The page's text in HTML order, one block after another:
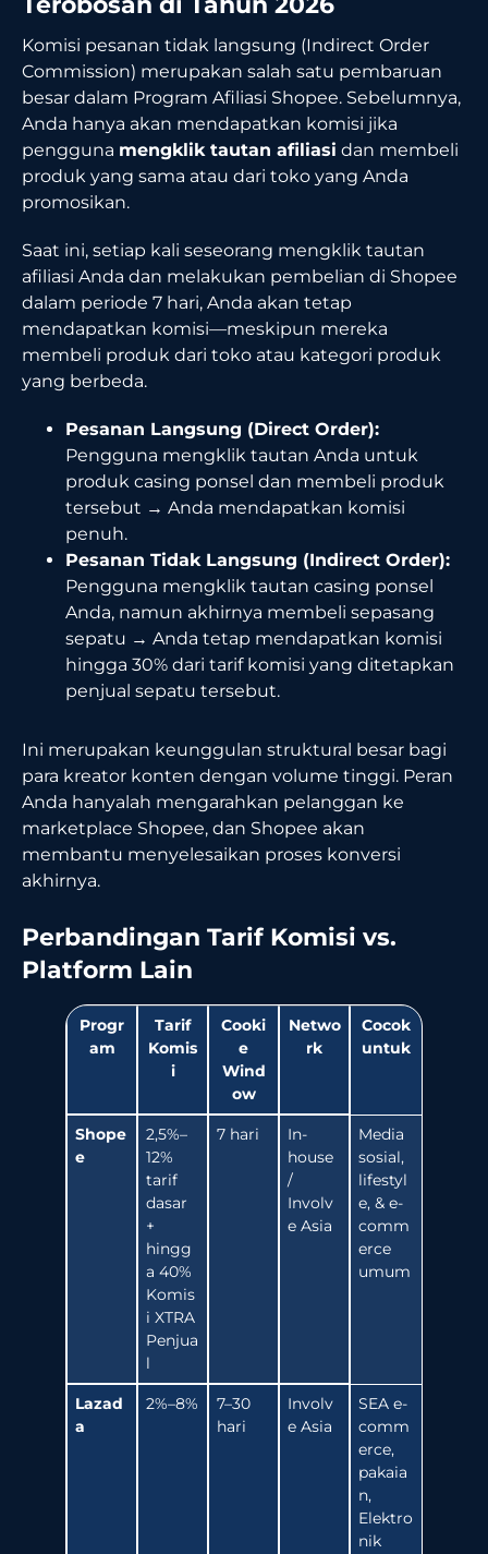
Komisi pesanan tidak langsung (Indirect Order
Commission) merupakan salah satu pembaruan
besar dalam Program Afiliasi Shopee. Sebelumnya,
Anda hanya akan mendapatkan komisi jika
pengguna mengklik tautan afiliasi dan membeli
produk yang sama atau dari toko yang Anda
promosikan.
Saat ini, setiap kali seseorang mengklik tautan
afiliasi Anda dan melakukan pembelian di Shopee
dalam periode 7 hari, Anda akan tetap
mendapatkan komisi—meskipun mereka
membeli produk dari toko atau kategori produk
yang berbeda.
Pesanan Langsung (Direct Order):
Pengguna mengklik tautan Anda untuk
produk casing ponsel dan membeli produk
tersebut → Anda mendapatkan komisi
penuh.
Pesanan Tidak Langsung (Indirect Order):
Pengguna mengklik tautan casing ponsel
Anda, namun akhirnya membeli sepasang
sepatu → Anda tetap mendapatkan komisi
hingga 30% dari tarif komisi yang ditetapkan
penjual sepatu tersebut.
Ini merupakan keunggulan struktural besar bagi
para kreator konten dengan volume tinggi. Peran
Anda hanyalah mengarahkan pelanggan ke
marketplace Shopee, dan Shopee akan
membantu menyelesaikan proses konversi
akhirnya.
Perbandingan Tarif Komisi vs.
Platform Lain
Progr
am
Tarif
Komis
i
Cooki
e
Wind
ow
Netwo
rk
Cocok
untuk
Shope
e
2,5%–
12%
tarif
dasar
+
hingg
a 40%
Komis
i XTRA
Penjua
l
7 hari
In-
house
/
Involv
e Asia
Media
sosial,
lifestyl
e, & e-
comm
erce
umum
Lazad
a
2%–8%
7–30
hari
Involv
e Asia
SEA e-
comm
erce,
pakaia
n,
Elektro
nik